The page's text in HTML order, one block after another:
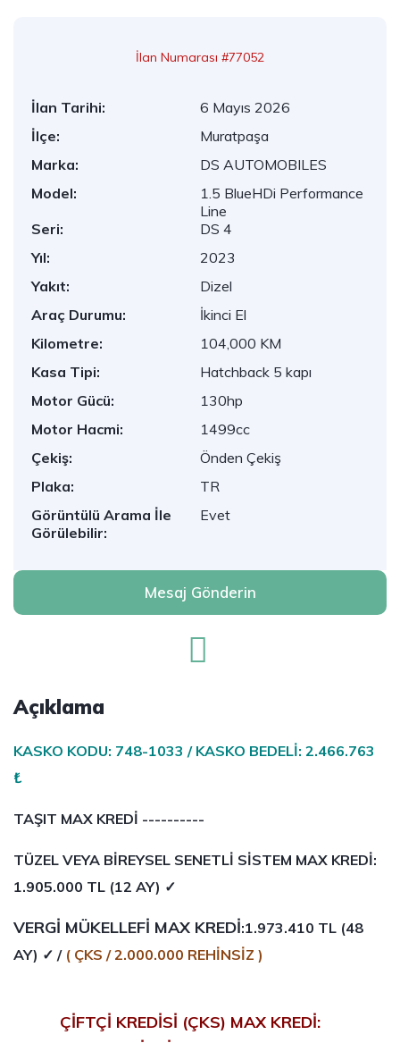
İlan Numarası #77052
İlan Tarihi:
6 Mayıs 2026
İlçe:
Muratpaşa
Marka:
DS AUTOMOBILES
Model:
1.5 BlueHDi Performance
Line
Seri:
DS 4
Yıl:
2023
Yakıt:
Dizel
Araç Durumu:
İkinci El
Kilometre:
104,000 KM
Kasa Tipi:
Hatchback 5 kapı
Motor Gücü:
130hp
Motor Hacmi:
1499cc
Çekiş:
Önden Çekiş
Plaka:
TR
Görüntülü Arama İle
Görülebilir:
Evet
Mesaj Gönderin
Açıklama
KASKO KODU: 748-1033 / KASKO BEDELİ: 2.466.763
₺
TAŞIT MAX KREDİ ----------
TÜZEL VEYA BİREYSEL SENETLİ SİSTEM MAX KREDİ:
1.905.000 TL (12 AY) ✓
VERGİ MÜKELLEFİ MAX KREDİ:1.973.410 TL (48
AY) ✓ / ( ÇKS / 2.000.000 REHİNSİZ )
ÇİFTÇİ KREDİSİ (ÇKS) MAX KREDİ: